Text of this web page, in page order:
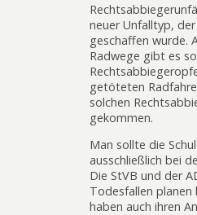
neuer Unfalltyp,
geschaffen wurde.
Radwege gibt es
getöteten
solchen
gekommen.
Man sollte die
ausschließlich bei
Die StVB und der
Todesfallen planen
haben auch ihren